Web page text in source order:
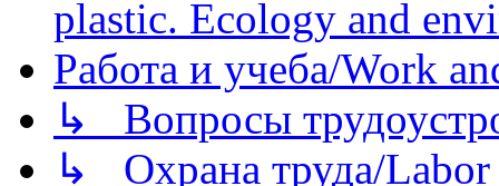
plastic. Ecology and
Работа и учеба/Work
↳ Вопросы
↳ Охрана труда/Labor